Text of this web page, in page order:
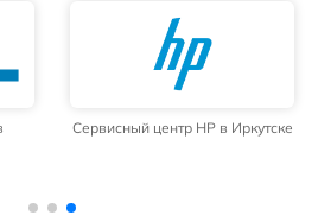
Сервисный центр HP в Иркутске